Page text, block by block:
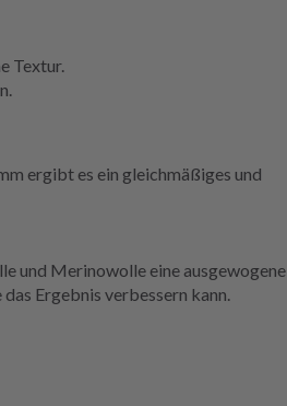
Textur.
ergibt es ein gleichmäßiges und
und Merinowolle eine ausgewogene
Ergebnis verbessern kann.